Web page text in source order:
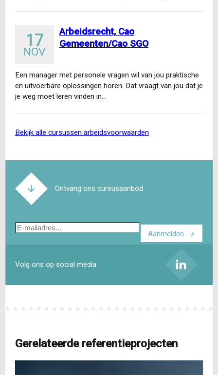
17
NOV
Arbeidsrecht, Cao
Gemeenten/Cao SGO
Een manager met personele vragen wil van jou praktische
en uitvoerbare oplossingen horen. Dat vraagt van jou dat je
je weg moet leren vinden in…
bekijk alle cursussen arbeidsvoorwaarden
Ontvang ons cursusaanbod
E-
Aanmelden
Volg ons op social media
Gerelateerde referentieprojecten